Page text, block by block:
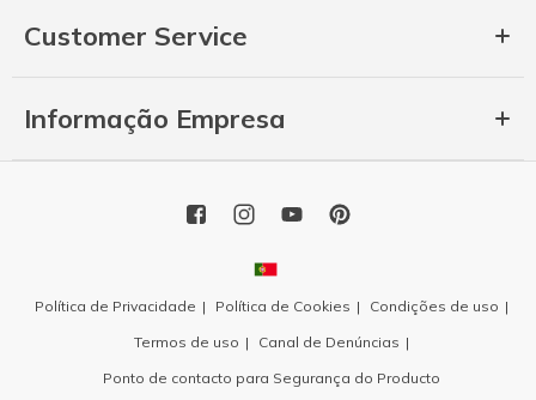
Customer Service
Informação Empresa
Política de Privacidade Política de Cookies
Condições de uso
Termos de uso
Canal de Denúncias
Ponto de contacto para Segurança do Producto